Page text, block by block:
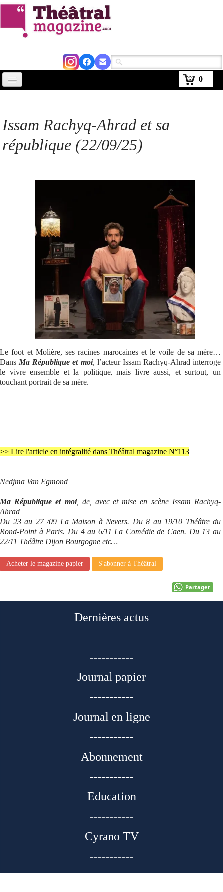
0
Critiques
Abonnement▼
Se connecter
Issam Rachyq-Ahrad et sa
république (22/09/25)
Le foot et Molière, ses racines marocaines et le voile de sa mère…
Dans Ma République et moi, l’acteur Issam Rachyq-Ahrad interroge
le vivre ensemble et la politique, mais livre aussi, et surtout, un
touchant portrait de sa mère.
>> Lire l'article en intégralité dans Théâtral magazine N°113
Nedjma Van Egmond
Ma République et moi, de, avec et mise en scène Issam Rachyq-
Ahrad
Du 23 au 27 /09 La Maison à Nevers. Du 8 au 19/10 Théâtre du
Rond-Point à Paris. Du 4 au 6/11 La Comédie de Caen. Du 13 au
22/11 Théâtre Dijon Bourgogne etc…
Acheter le magazine papier S'abonner à Théâtral
Partager
Dernières actus
-----------
Journal papier
-----------
Journal en ligne
-----------
Abonnement
-----------
Education
-----------
Cyrano TV
-----------